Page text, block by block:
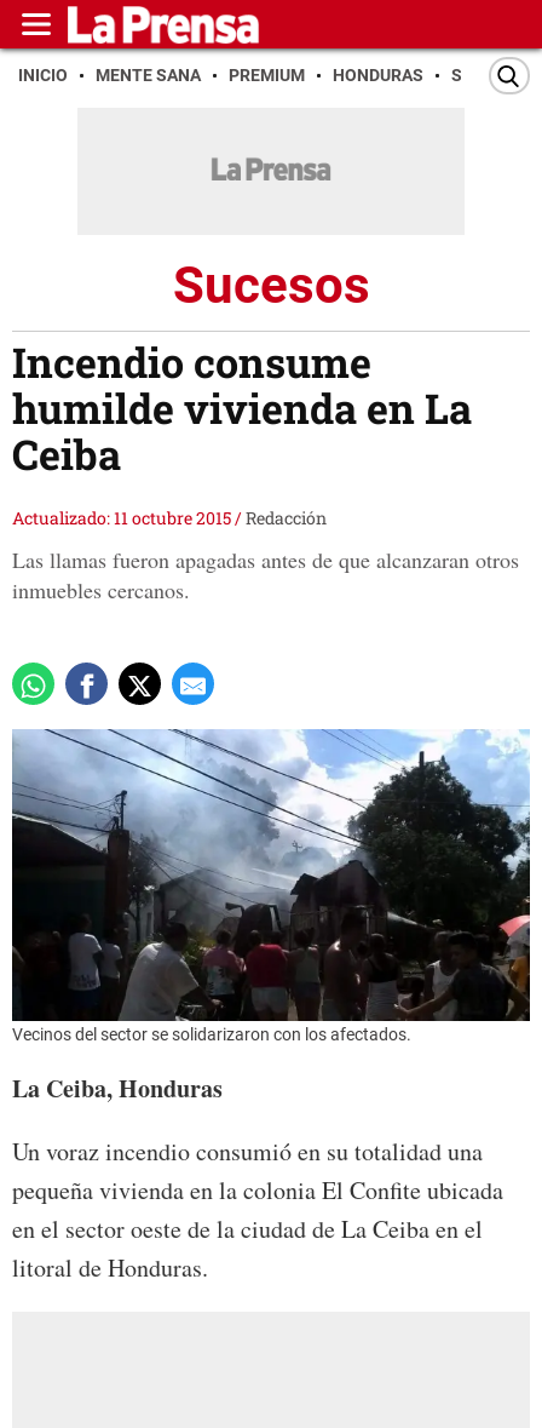
INICIO MENTE SANA PREMIUM HONDURAS SAN PEDRO
Sucesos
Incendio consume
humilde vivienda en La
Ceiba
Actualizado: 11 octubre 2015/Redacción
Las llamas fueron apagadas antes de que alcanzaran otros
inmuebles cercanos.
Vecinos del sector se solidarizaron con los afectados.
La Ceiba, Honduras
Un voraz incendio consumió en su totalidad una
pequeña vivienda en la colonia El Confite ubicada
en el sector oeste de la ciudad de La Ceiba en el
litoral de Honduras.